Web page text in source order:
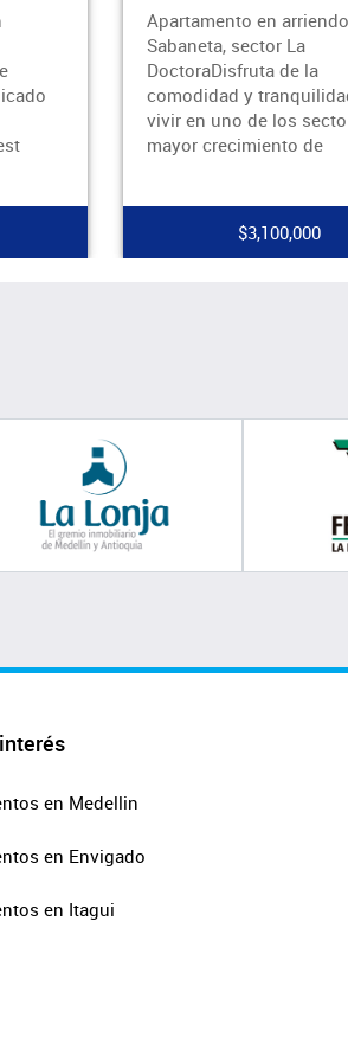
de
con
Prepárate para vivir en
espacio que combina la
comodidad de la ciudad
tranquilidad de un
privado. Este
186m2 en el co
$1,200,000,000
en Medellin
en Envigado
en Itagui